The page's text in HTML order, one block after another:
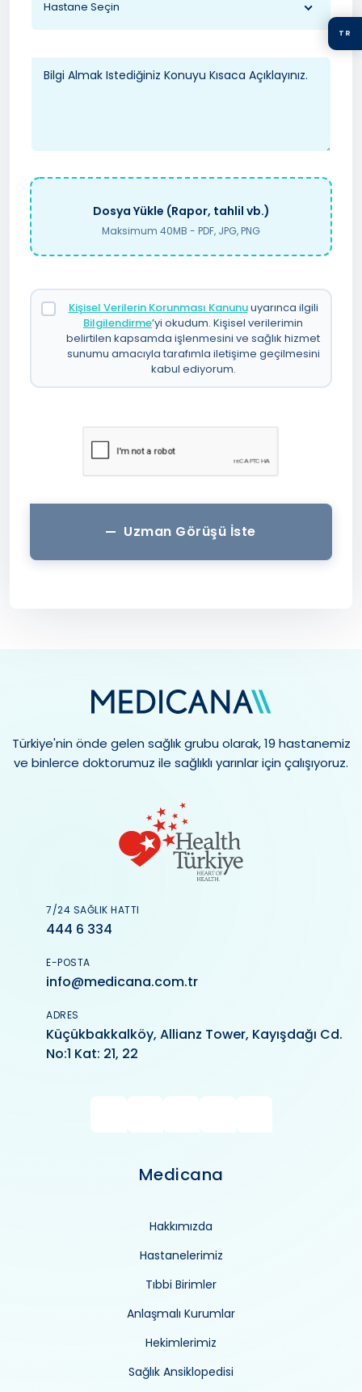
TR
Hastane Seçin
Dosya Yükle (Rapor, tahlil vb.)
Maksimum 40MB - PDF, JPG, PNG
Kişisel Verilerin Korunması Kanunuuyarınca ilgili
Bilgilendirme’yi okudum. Kişisel verilerimin
belirtilen kapsamda işlenmesini ve sağlık hizmet
sunumu amacıyla tarafımla iletişime geçilmesini
kabul ediyorum.
Uzman Görüşü İste
Türkiye'nin önde gelen sağlık grubu olarak, 19 hastanemiz
ve binlerce doktorumuz ile sağlıklı yarınlar için çalışıyoruz.
7/24 SAĞLIK HATTI
444 6 334
E-POSTA
info@medicana.com.tr
ADRES
Küçükbakkalköy, Allianz Tower, Kayışdağı Cd.
No:1 Kat: 21, 22
Medicana
Hakkımızda
Hastanelerimiz
Tıbbi Birimler
Anlaşmalı Kurumlar
Hekimlerimiz
Sağlık Ansiklopedisi